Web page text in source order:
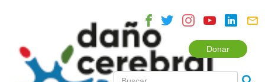
Donar